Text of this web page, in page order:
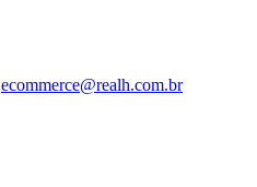
ecommerce@realh.com.br